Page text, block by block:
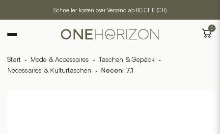
Schneller kostenloser Versand ab 80 CHF (CH)
0
Start · Mode & Accessoires · Taschen & Gepäck ·
Necessaires & Kulturtaschen · Neceni 7.1